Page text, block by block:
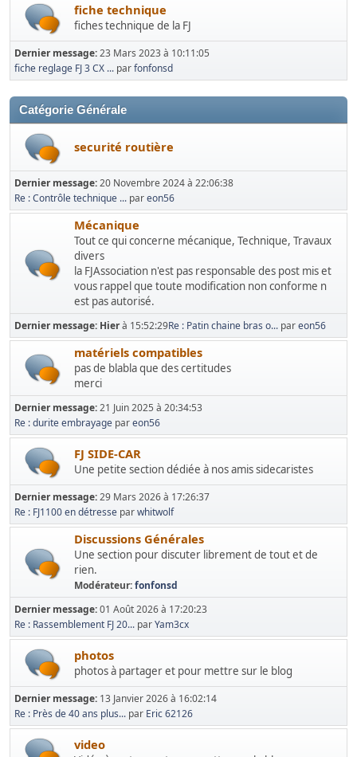
fiche technique
fiches technique de la FJ
Dernier message:23 Mars 2023 à 10:11:05
fiche reglage FJ 3 CX ... parfonfonsd
Catégorie Générale
securité routière
Dernier message:20 Novembre 2024 à 22:06:38
Re : Contrôle technique ... pareon56
Mécanique
Tout ce qui concerne mécanique, Technique, Travaux
divers
la FJAssociation n'est pas responsable des post mis et
vous rappel que toute modification non conforme n
est pas autorisé.
Dernier message: Hierà 15:52:29Re : Patin chaine bras o... pareon56
matériels compatibles
pas de blabla que des certitudes
merci
Dernier message:21 Juin 2025 à 20:34:53
Re : durite embrayage pareon56
FJ SIDE-CAR
Une petite section dédiée à nos amis sidecaristes
Dernier message:29 Mars 2026 à 17:26:37
Re : FJ1100 en détresse parwhitwolf
Discussions Générales
Une section pour discuter librement de tout et de
rien.
Modérateur:fonfonsd
Dernier message:01 Août 2026 à 17:20:23
Re : Rassemblement FJ 20... parYam3cx
photos
photos à partager et pour mettre sur le blog
Dernier message: 13 Janvier 2026 à 16:02:14
Re : Près de 40 ans plus... par Eric 62126
video